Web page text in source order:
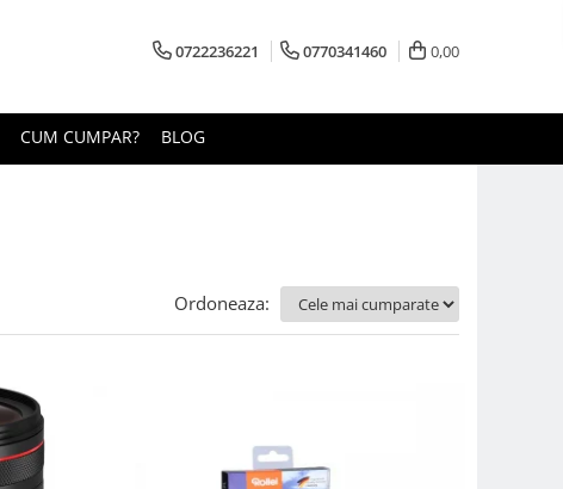
0722236221 0770341460 0,00
CUM CUMPAR? BLOG
Ordoneaza: